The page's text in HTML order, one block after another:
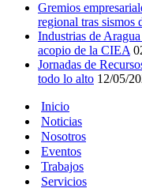
Gremios
regional tras sismos
Industrias de
acopio de la CIEA
Jornadas de
todo lo alto 12/05/
Inicio
Noticias
Nosotros
Eventos
Trabajos
Servicios